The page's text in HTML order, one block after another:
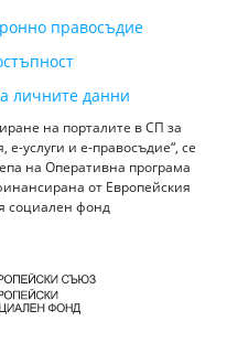
правосъдие
личните данни
на порталите в СП за
услуги и е-правосъдие“, се
на Оперативна програма
от Европейския
социален фонд